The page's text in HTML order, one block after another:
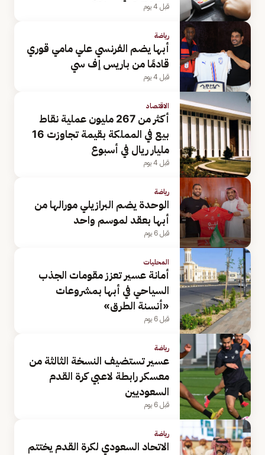
قبل 4 يوم
رياضة
أبها يضم الفرنسي علي مامي قوري
قادمًا من باريس إف سي
قبل 4 يوم
الاقتصاد
أكثر من 267 مليون عملية نقاط
بيع في المملكة بقيمة تجاوزت 16
مليار ريال في أسبوع
قبل 4 يوم
رياضة
الوحدة يضم البرازيلي مورالها من
أبها بعقد لموسم واحد
قبل 6 يوم
المحليات
أمانة عسير تعزز مقومات الجذب
السياحي في أبها بمشروعات
«أنسنة الطرق»
قبل 6 يوم
رياضة
عسير تستضيف النسخة الثالثة من
معسكر رابطة لاعبي كرة القدم
السعوديين
قبل 6 يوم
رياضة
الاتحاد السعودي لكرة القدم يختتم